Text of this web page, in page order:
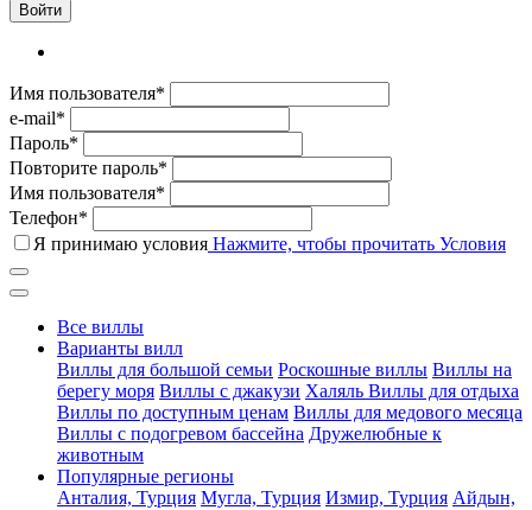
Войти
Имя пользователя*
e-mail*
Пароль*
Повторите пароль*
Имя пользователя*
Телефон*
Я принимаю условия Нажмите, чтобы прочитать Условия
Все виллы
Варианты вилл
Виллы для большой семьи Роскошные виллы Виллы на
берегу моря Виллы с джакузи Халяль Виллы для отдыха
Виллы по доступным ценам Виллы для медового месяца
Виллы с подогревом бассейна Дружелюбные к
животным
Популярные регионы
Анталия, Турция Мугла, Турция Измир, Турция Айдын,